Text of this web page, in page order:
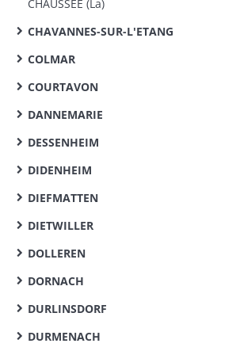
CHAUSSEE (La)
CHAVANNES-SUR-L'ETANG
COLMAR
COURTAVON
DANNEMARIE
DESSENHEIM
DIDENHEIM
DIEFMATTEN
DIETWILLER
DOLLEREN
DORNACH
DURLINSDORF
DURMENACH